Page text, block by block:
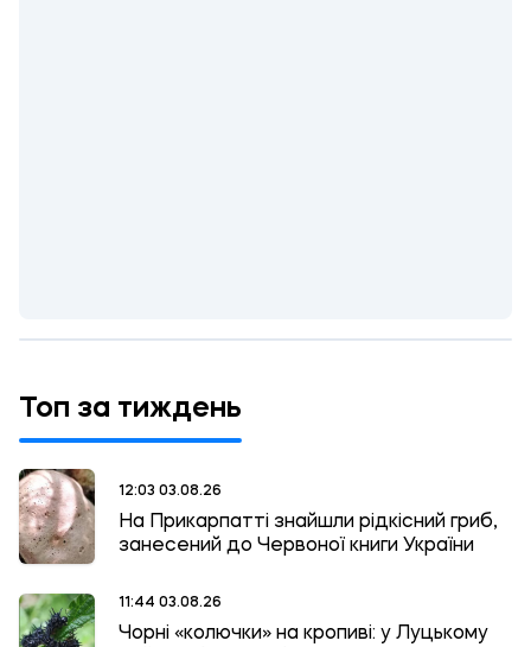
Топ за тиждень
12:03 03.08.26
На Прикарпатті знайшли рідкісний гриб,
занесений до Червоної книги України
11:44 03.08.26
Чорні «колючки» на кропиві: у Луцькому